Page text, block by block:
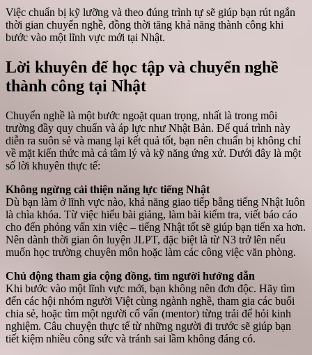
Việc chuẩn bị kỹ lưỡng và theo đúng trình tự sẽ giúp bạn rút ngắn
thời gian chuyển nghề, đồng thời tăng khả năng thành công khi
bước vào một lĩnh vực mới tại Nhật.
Lời khuyên để học tập và chuyển nghề
thành công tại Nhật
Chuyển nghề là một bước ngoặt quan trọng, nhất là trong môi
trường đầy quy chuẩn và áp lực như Nhật Bản. Để quá trình này
diễn ra suôn sẻ và mang lại kết quả tốt, bạn nên chuẩn bị không chỉ
về mặt kiến thức mà cả tâm lý và kỹ năng ứng xử. Dưới đây là một
số lời khuyên thực tế:
Không ngừng cải thiện năng lực tiếng Nhật
Dù bạn làm ở lĩnh vực nào, khả năng giao tiếp bằng tiếng Nhật luôn
là chìa khóa. Từ việc hiểu bài giảng, làm bài kiểm tra, viết báo cáo
cho đến phỏng vấn xin việc – tiếng Nhật tốt sẽ giúp bạn tiến xa hơn.
Nên dành thời gian ôn luyện JLPT, đặc biệt là từ N3 trở lên nếu
muốn học trường chuyên môn hoặc làm các công việc văn phòng.
Chủ động tham gia cộng đồng, tìm người hướng dẫn
Khi bước vào một lĩnh vực mới, bạn không nên đơn độc. Hãy tìm
đến các hội nhóm người Việt cùng ngành nghề, tham gia các buổi
chia sẻ, hoặc tìm một người cố vấn (mentor) từng trải để hỏi kinh
nghiệm. Câu chuyện thực tế từ những người đi trước sẽ giúp bạn
tiết kiệm nhiều công sức và tránh sai lầm không đáng có.